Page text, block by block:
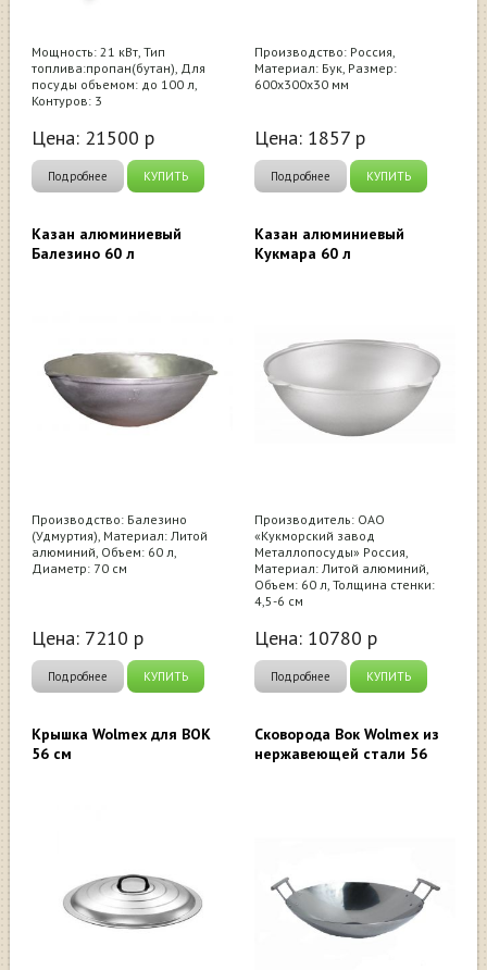
Мощность: 21 кВт, Тип
топлива:пропан(бутан), Для
посуды объемом: до 100 л,
Контуров: 3
Цена: 21500 р
Подробнее КУПИТЬ
Производство: Россия,
Материал: Бук, Размер:
600x300x30 мм
Цена: 1857 р
Подробнее КУПИТЬ
Казан алюминиевый
Балезино 60 л
Производство: Балезино
(Удмуртия), Материал: Литой
алюминий, Объем: 60 л,
Диаметр: 70 см
Цена: 7210 р
Подробнее КУПИТЬ
Казан алюминиевый
Кукмара 60 л
Производитель: ОАО
«Кукморский завод
Металлопосуды» Россия,
Материал: Литой алюминий,
Объем: 60 л, Толщина стенки:
4,5-6 см
Цена: 10780 р
Подробнее КУПИТЬ
Крышка Wolmex для ВОК
56 см
Сковорода Вок Wolmex из
нержавеющей стали 56